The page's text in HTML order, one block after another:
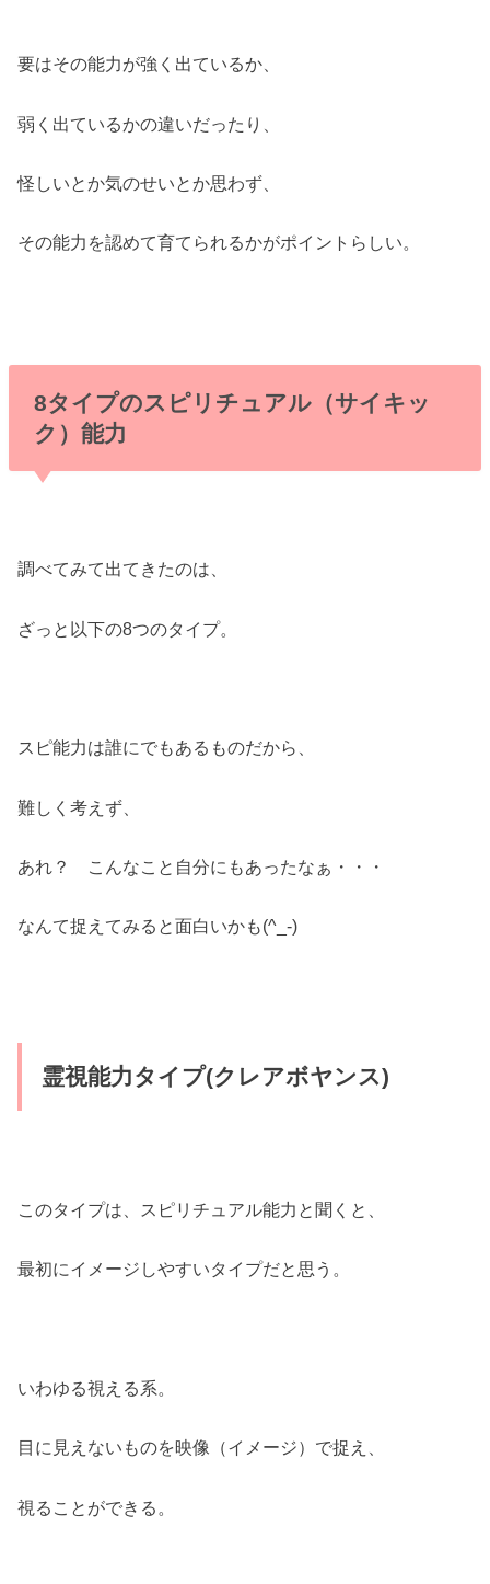
要はその能力が強く出ているか、
弱く出ているかの違いだったり、
怪しいとか気のせいとか思わず、
その能力を認めて育てられるかがポイントらしい。
8タイプのスピリチュアル（サイキッ
ク）能力
調べてみて出てきたのは、
ざっと以下の8つのタイプ。
スピ能力は誰にでもあるものだから、
難しく考えず、
あれ？ こんなこと自分にもあったなぁ・・・
なんて捉えてみると面白いかも(^_-)
霊視能力タイプ(クレアボヤンス)
このタイプは、スピリチュアル能力と聞くと、
最初にイメージしやすいタイプだと思う。
いわゆる視える系。
目に見えないものを映像（イメージ）で捉え、
視ることができる。